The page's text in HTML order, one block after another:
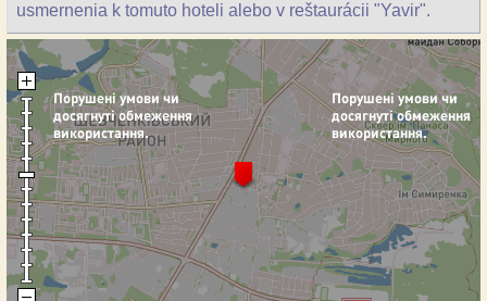
usmernenia k tomuto hoteli alebo v reštaurácii "Yavir".